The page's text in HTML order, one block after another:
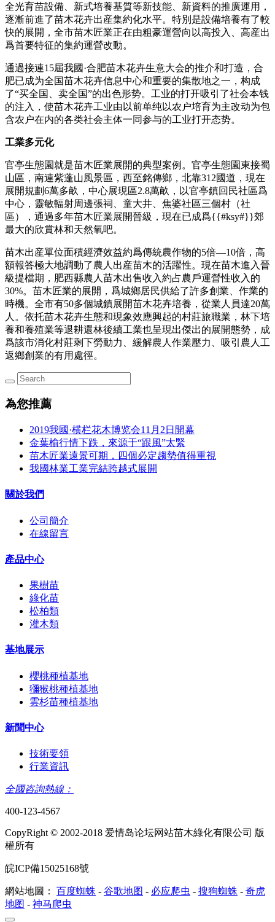
全光育苗設備、新式培養基質等新技能、新資料的推廣運用，
逐漸前進了苗木花卉出産集約化水平。特別是設備培養有了較
快的展開，全市苗木匠業正在由粗豪運營向以高投入、高産出
爲首要特征的集約運營改動。
通過接連15屆我國·合肥苗木花卉生意大会的推介和打造，合
肥已成为全国苗木花卉信息中心和重要的集散地之一，构成
了“买全国、卖全国”的出色形势。工业的打开吸引了社会本钱
的注入，使苗木花卉工业由以前单纯以农户培育为主改动为包
含农户在内的各类社会主体一同参与的工业打开态势。
工業多元化
官亭生態園就是苗木匠業展開的典型案例。官亭生態園東接蜀
山區，南連紫蓬山風景區，西至銘傳鄉，北靠312國道，現在
展開規劃6萬多畝，中心展現區2.8萬畝，以官亭鎮回民社區爲
中心，靈敏輻射周邊張祠、童大井、焦婆社區三個村（社
區），通過多年苗木匠業展開晉級，現在已成爲{{#ksy#}}郊
最大的欣賞林和天然氧吧。
苗木出産單位面積經濟效益約爲傳統農作物的5倍—10倍，高
額報答極大地調動了農人出産苗木的活躍性。現在苗木進入晉
級提檔期，肥西縣農人苗木出售收入約占農戶運營性收入的
30%。苗木匠業的展開，爲城鄉居民供給了許多創業、作業的
時機。全市有50多個城鎮展開苗木花卉培養，從業人員達20萬
人。依托苗木花卉生態和現象效應興起的村莊旅職業，林下培
養和養殖業等退耕還林後續工業也呈現出傑出的展開態勢，成
爲該市消化村莊剩下勞動力、緩解農人作業壓力、吸引農人工
返鄉創業的有用處徑。
為您推薦
2019我國·横栏花木博览会11月2日開幕
金葉榆行情下跌，來源于“跟風”太緊
苗木匠業遠景可期，四個必定趨勢值得重視
我國林業工業完結跨越式展開
關於我們
公司簡介
在線留言
產品中心
果樹苗
綠化苗
松柏類
灌木類
基地展示
櫻桃種植基地
獼猴桃種植基地
雲杉苗種植基地
新聞中心
技術要領
行業資訊
全國咨詢熱線：
400-123-4567
CopyRight © 2002-2018 爱情岛论坛网站苗木綠化有限公司 版
權所有
皖ICP備15025168號
網站地圖： 百度蜘蛛 - 谷歌地图 - 必应爬虫 - 搜狗蜘蛛 - 奇虎
地图 - 神马爬虫